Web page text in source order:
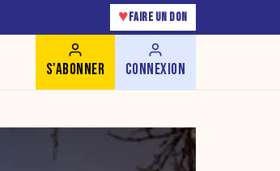
♥ FAIRE UN DON
S'ABONNER CONNEXION